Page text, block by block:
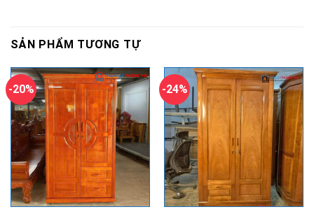
SẢN PHẨM TƯƠNG TỰ
-20% -24%